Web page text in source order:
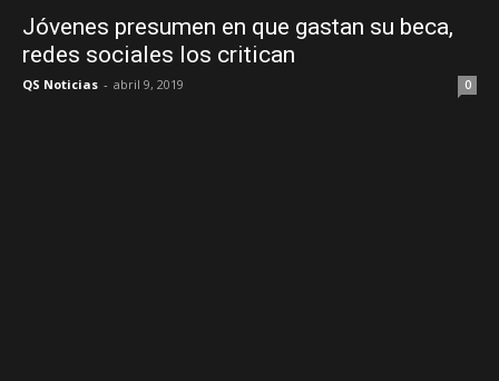
Jóvenes presumen en que gastan su beca,
redes sociales los critican
QS Noticias - abril 9, 2019 0